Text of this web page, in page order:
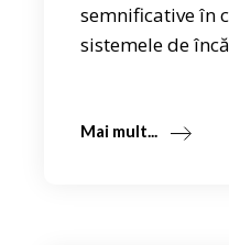
semnificative în
sistemele de
Mai mult...